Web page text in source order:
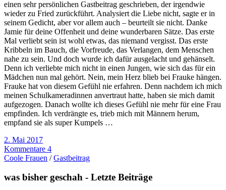
einen sehr persönlichen Gastbeitrag geschrieben, der irgendwie
wieder zu Fried zurückführt. Analysiert die Liebe nicht, sagte er in
seinem Gedicht, aber vor allem auch – beurteilt sie nicht. Danke
Jamie für deine Offenheit und deine wunderbaren Sätze. Das erste
Mal verliebt sein ist wohl etwas, das niemand vergisst. Das erste
Kribbeln im Bauch, die Vorfreude, das Verlangen, dem Menschen
nahe zu sein. Und doch wurde ich dafür ausgelacht und gehänselt.
Denn ich verliebte mich nicht in einen Jungen, wie sich das für ein
Mädchen nun mal gehört. Nein, mein Herz blieb bei Frauke hängen.
Frauke hat von diesem Gefühl nie erfahren. Denn nachdem ich mich
meinen Schulkameradinnen anvertraut hatte, haben sie mich damit
aufgezogen. Danach wollte ich dieses Gefühl nie mehr für eine Frau
empfinden. Ich verdrängte es, trieb mich mit Männern herum,
empfand sie als super Kumpels …
2. Mai 2017
Kommentare 4
Coole Frauen /Gastbeitrag
was bisher geschah - Letzte Beiträge